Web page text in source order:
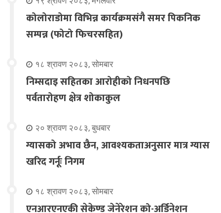
कोलोराडोमा विभिन्न कार्यक्रमसंगै समर पिकनिक
सम्पन्न (फोटो फिचरसहित)
१८ श्रावण २०८३, सोमबार
निम्सदाइ सहितका आरोहीको निधनपछि
पर्वतारोहण क्षेत्र शोकाकुल
२० श्रावण २०८३, बुधबार
ग्यासको अभाव छैन, आवश्यकताअनुसार मात्र ग्यास
खरिद गर्नूः निगम
१८ श्रावण २०८३, सोमबार
एनआरएनएकी सेकेण्ड जेनेरेशन को-अर्डिनेशन